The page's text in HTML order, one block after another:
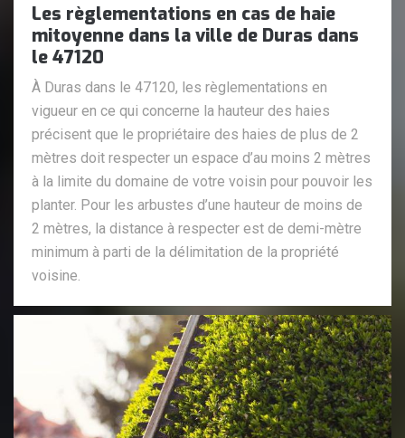
Les règlementations en cas de haie
mitoyenne dans la ville de Duras dans
le 47120
À Duras dans le 47120, les règlementations en
vigueur en ce qui concerne la hauteur des haies
précisent que le propriétaire des haies de plus de 2
mètres doit respecter un espace d’au moins 2 mètres
à la limite du domaine de votre voisin pour pouvoir les
planter. Pour les arbustes d’une hauteur de moins de
2 mètres, la distance à respecter est de demi-mètre
minimum à parti de la délimitation de la propriété
voisine.